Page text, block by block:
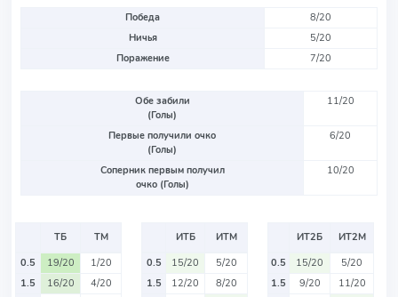
Победа
8/20
Ничья
5/20
Поражение
7/20
Обе забили
(Голы)
11/20
Первые получили очко
(Голы)
6/20
Соперник первым получил
очко (Голы)
10/20
ТБ
ТМ
0.5
19/20
1/20
1.5
16/20
4/20
ИТБ
ИТМ
0.5
15/20
5/20
1.5
12/20
8/20
ИТ2Б
ИТ2М
0.5
15/20
5/20
1.5
9/20
11/20